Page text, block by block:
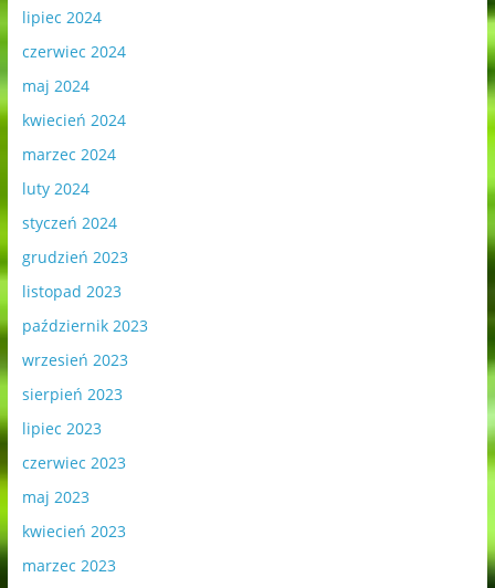
lipiec 2024
czerwiec 2024
maj 2024
kwiecień 2024
marzec 2024
luty 2024
styczeń 2024
grudzień 2023
listopad 2023
październik 2023
wrzesień 2023
sierpień 2023
lipiec 2023
czerwiec 2023
maj 2023
kwiecień 2023
marzec 2023